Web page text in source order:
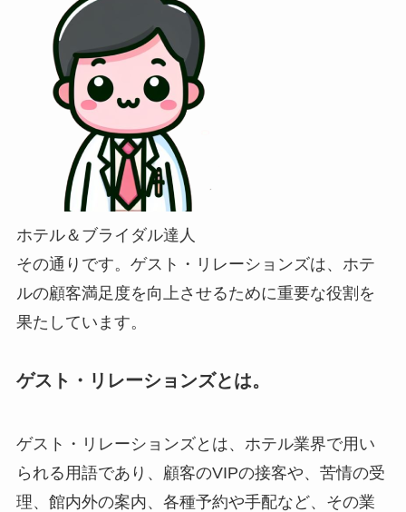
ホテル＆ブライダル達人
その通りです。ゲスト・リレーションズは、ホテ
ルの顧客満足度を向上させるために重要な役割を
果たしています。
ゲスト・リレーションズとは。
ゲスト・リレーションズとは、ホテル業界で用い
られる用語であり、顧客のVIPの接客や、苦情の受
理、館内外の案内、各種予約や手配など、その業